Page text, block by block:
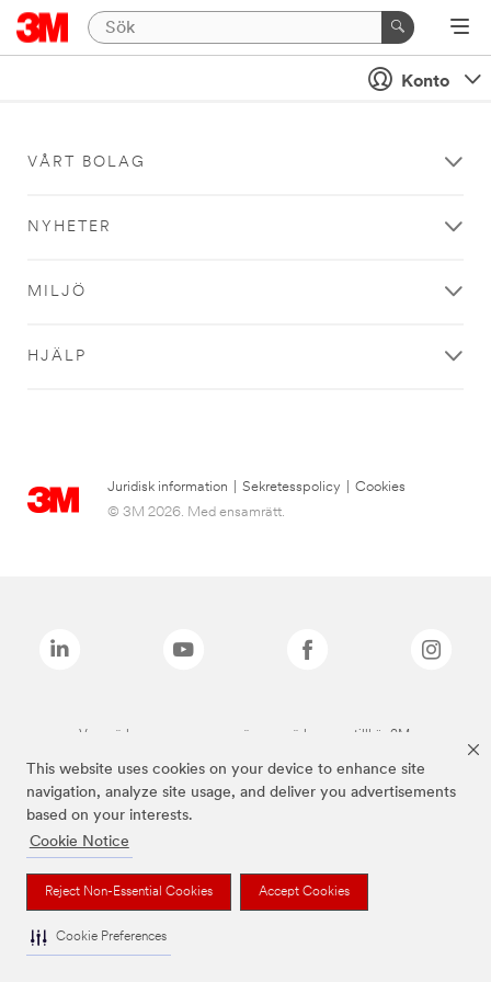
This website uses cookies on your device to enhance site
navigation, analyze site usage, and deliver you advertisements
based on your interests.
Cookie Notice
Reject Non-Essential Cookies Accept Cookies
Cookie Preferences
Konto
VÅRT BOLAG
NYHETER
MILJÖ
HJÄLP
Juridisk information Sekretesspolicy
Cookies
© 3M 2026. Med ensamrätt.
Varumärken som anges ovan är varumärken som tillhör 3M.